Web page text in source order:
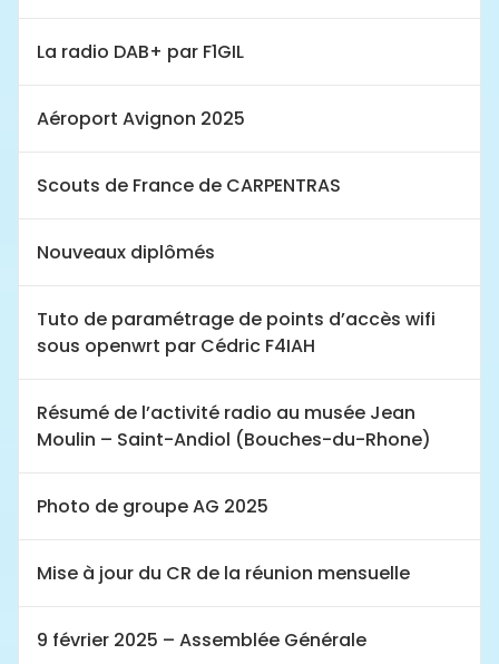
La radio DAB+ par F1GIL
Aéroport Avignon 2025
Scouts de France de CARPENTRAS
Nouveaux diplômés
Tuto de paramétrage de points d’accès wifi
sous openwrt par Cédric F4IAH
Résumé de l’activité radio au musée Jean
Moulin – Saint-Andiol (Bouches-du-Rhone)
Photo de groupe AG 2025
Mise à jour du CR de la réunion mensuelle
9 février 2025 – Assemblée Générale